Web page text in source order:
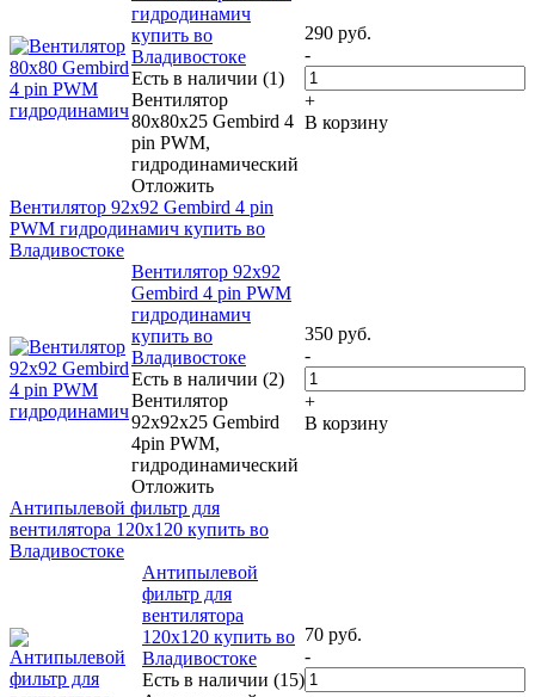
гидродинамич
купить во
Владивостоке
Есть в наличии (1)
Вентилятор
80x80x25 Gembird 4
pin PWM,
гидродинамический
Отложить
290 руб.
-
+
В корзину
Вентилятор 92x92 Gembird 4 pin
PWM гидродинамич купить во
Владивостоке
Вентилятор 92x92
Gembird 4 pin PWM
гидродинамич
купить во
Владивостоке
Есть в наличии (2)
Вентилятор
92x92x25 Gembird
4pin PWM,
гидродинамический
Отложить
350 руб.
-
+
В корзину
Антипылевой фильтр для
вентилятора 120x120 купить во
Владивостоке
Антипылевой
фильтр для
вентилятора
120x120 купить во
Владивостоке
Есть в наличии (15)
70 руб.
-